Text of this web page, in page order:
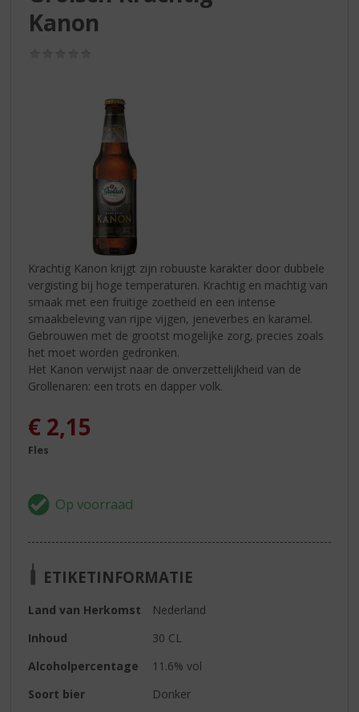
Kanon
Krachtig Kanon krijgt zijn robuuste karakter door dubbele
vergisting bij hoge temperaturen. Krachtig en machtig van
smaak met een fruitige zoetheid en een intense
smaakbeleving van rijpe vijgen, jeneverbes en karamel.
Gebrouwen met de grootst mogelijke zorg, precies zoals
het moet worden gedronken.
Het Kanon verwijst naar de onverzettelijkheid van de
Grollenaren: een trots en dapper volk.
€ 2,15
Fles
ETIKETINFORMATIE
Land van Herkomst
Nederland
Inhoud
30 CL
Alcoholpercentage
11.6% vol
Soort bier
Donker